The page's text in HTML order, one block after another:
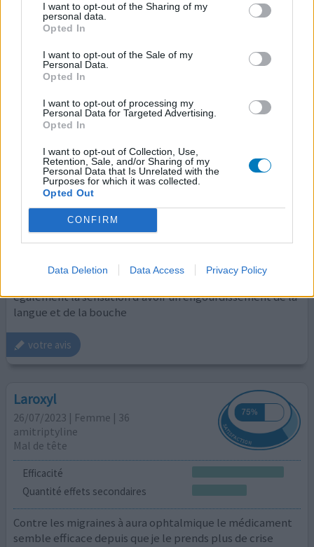
I want to opt-out of the Sharing of my
personal data.
Opted In
I want to opt-out of the Sale of my
Personal Data.
Opted In
I want to opt-out of processing my
Personal Data for Targeted Advertising.
Opted In
I want to opt-out of Collection, Use,
Retention, Sale, and/or Sharing of my
Personal Data that Is Unrelated with the
Purposes for which it was collected.
Opted Out
CONFIRM
Data Deletion Data Access Privacy Policy
(situations qui auraient dû me causer un mal de tête mais
où je n'ai rien constaté). Le 26 je consta
votre avis
Laroxyl
15/09/2023 | Femme | 40
Mal de tête
Efficacité
J’ai ce médicaments en traitement de fond pour mes
une hernie discale opérée, je le prends depuis janvier de
également la sensation d’avoir un engourdissement de la
langue et de la bouche
votre avis
Laroxyl
26/07/2023 | Femme | 36
amitriptyline
Mal de tête
Efficacité
Quantité effets secondaires
Contre les migraines à aura ophtalmique le médicament
semble efficace depuis que je le prends plus de crise